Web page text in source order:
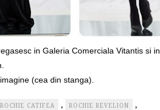
in Galeria Comerciala Vitantis si in
(cea din stanga).
ROCHIE CATIFEA , ROCHIE REVELION ,